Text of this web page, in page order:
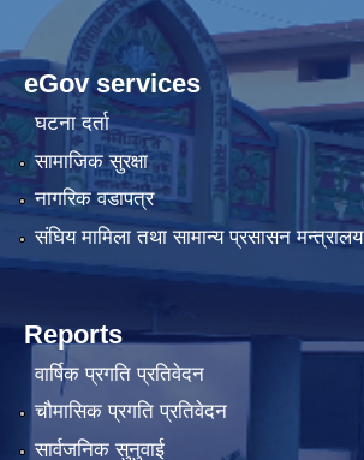
eGov services
घटना दर्ता
सामाजिक सुरक्षा
नागरिक वडापत्र
संघिय मामिला तथा सामान्य प्रसासन मन्त्रालय
Reports
वार्षिक प्रगति प्रतिवेदन
चौमासिक प्रगति प्रतिवेदन
सार्वजनिक सुनुवाई